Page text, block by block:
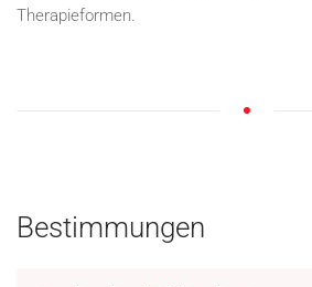
Therapieformen.
Bestimmungen